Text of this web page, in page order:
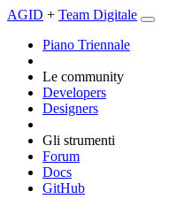
AGID + Team Digitale
Piano Triennale
Le community
Developers
Designers
Gli strumenti
Forum
Docs
GitHub